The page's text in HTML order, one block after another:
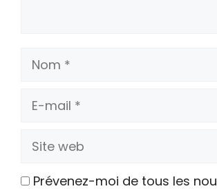
Nom
E-
Site
Prévenez-moi de tous les